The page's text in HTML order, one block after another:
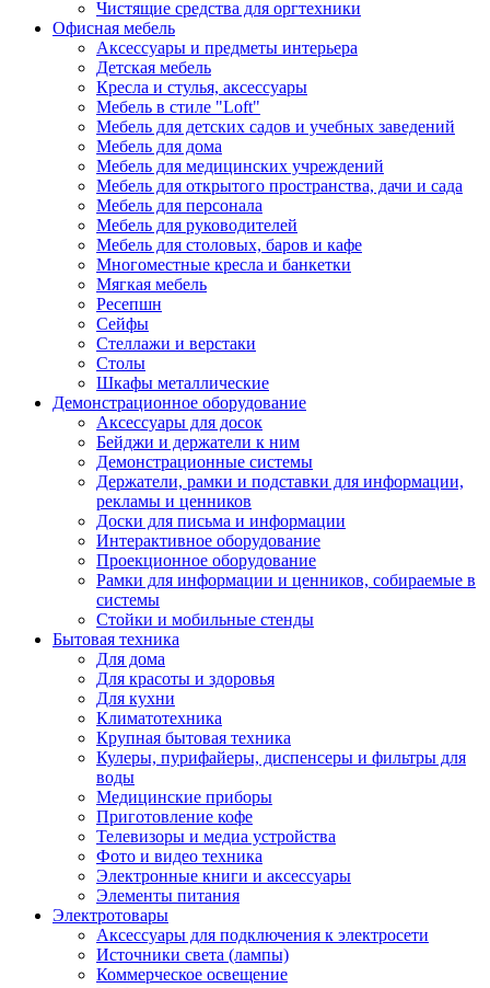
Чистящие средства для оргтехники
Офисная мебель
Аксессуары и предметы интерьера
Детская мебель
Кресла и стулья, аксессуары
Мебель в стиле "Loft"
Мебель для детских садов и учебных заведений
Мебель для дома
Мебель для медицинских учреждений
Мебель для открытого пространства, дачи и сада
Мебель для персонала
Мебель для руководителей
Мебель для столовых, баров и кафе
Многоместные кресла и банкетки
Мягкая мебель
Ресепшн
Сейфы
Стеллажи и верстаки
Столы
Шкафы металлические
Демонстрационное оборудование
Аксессуары для досок
Бейджи и держатели к ним
Демонстрационные системы
Держатели, рамки и подставки для информации,
рекламы и ценников
Доски для письма и информации
Интерактивное оборудование
Проекционное оборудование
Рамки для информации и ценников, собираемые в
системы
Стойки и мобильные стенды
Бытовая техника
Для дома
Для красоты и здоровья
Для кухни
Климатотехника
Крупная бытовая техника
Кулеры, пурифайеры, диспенсеры и фильтры для
воды
Медицинские приборы
Приготовление кофе
Телевизоры и медиа устройства
Фото и видео техника
Электронные книги и аксессуары
Элементы питания
Электротовары
Аксессуары для подключения к электросети
Источники света (лампы)
Коммерческое освещение